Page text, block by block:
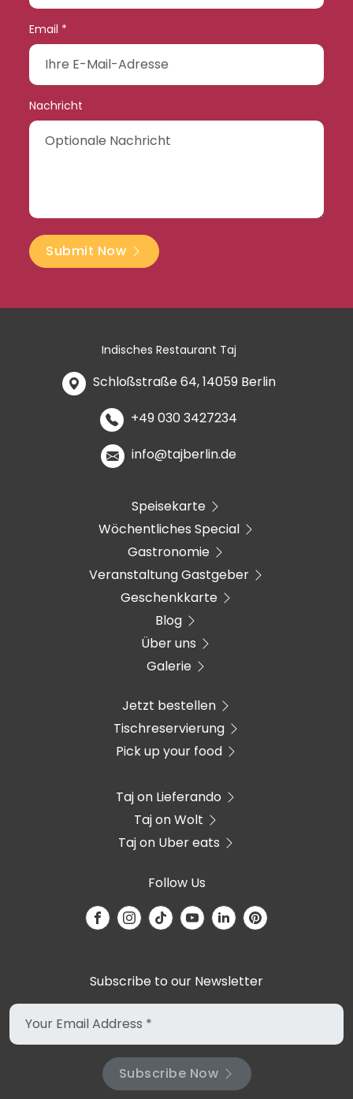
Email *
Nachricht
Submit Now
Indisches Restaurant Taj
Schloßstraße 64, 14059 Berlin
+49 030 3427234
info@tajberlin.de
Speisekarte
Wöchentliches Special
Gastronomie
Veranstaltung Gastgeber
Geschenkkarte
Blog
Über uns
Galerie
Jetzt bestellen
Tischreservierung
Pick up your food
Taj on Lieferando
Taj on Wolt
Taj on Uber eats
Follow Us
Subscribe to our Newsletter
Subscribe Now